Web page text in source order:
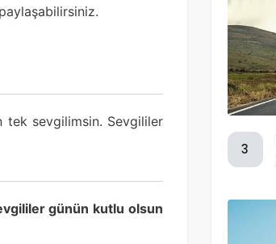
tek sevgilimsin. Sevgililer
günün kutlu olsun
3